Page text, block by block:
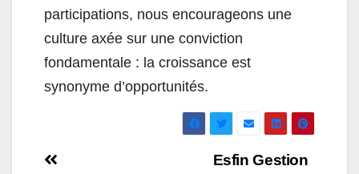
participations, nous encourageons une
culture axée sur une conviction
fondamentale : la croissance est
synonyme d’opportunités.
Navigation
Esfin Gestion